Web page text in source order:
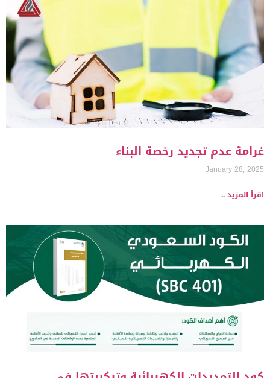
غرامة عدم تجديد رخصة البناء
January 28, 2025
اقرأ المزيد ..